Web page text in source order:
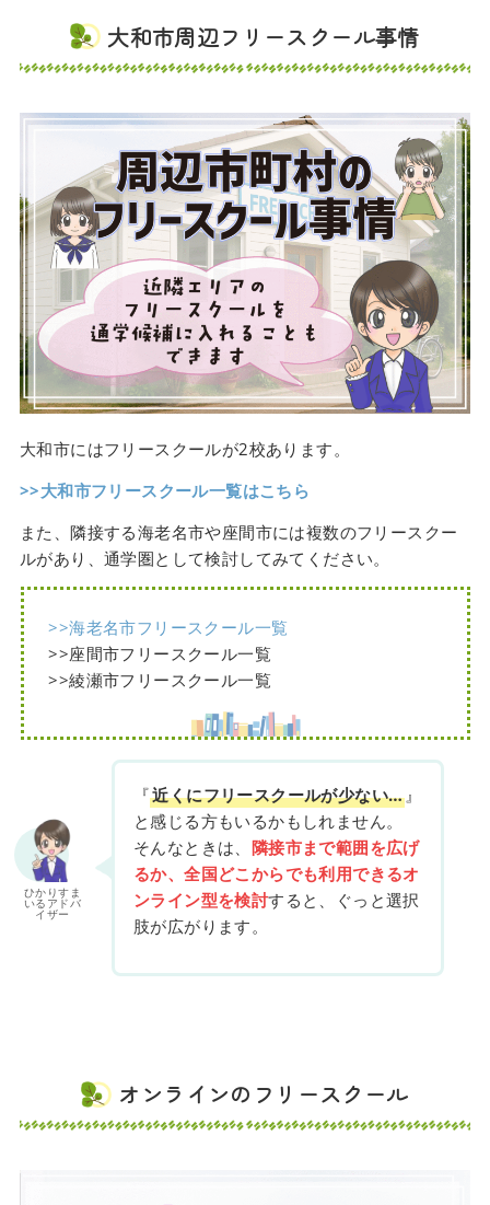
大和市周辺フリースクール事情
大和市にはフリースクールが2校あります。
>>大和市フリースクール一覧はこちら
また、隣接する海老名市や座間市には複数のフリースクー
ルがあり、通学圏として検討してみてください。
>>海老名市フリースクール一覧
>>座間市フリースクール一覧
>>綾瀬市フリースクール一覧
ひかりすま
いるアドバ
イザー
『近くにフリースクールが少ない…』
と感じる方もいるかもしれません。
そんなときは、 隣接市まで範囲を広げ
るか、全国どこからでも利用できるオ
ンライン型を検討すると、ぐっと選択
肢が広がります。
オンラインのフリースクール